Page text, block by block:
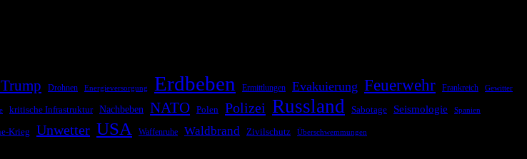
Drohnen Energieversorgung Erdbeben Ermittlungen Evakuierung Feuerwehr Frankreich Gewitter
kritische Infrastruktur Nachbeben NATO Polen Polizei Russland Sabotage Seismologie Spanien
Krieg Unwetter USA Waffenruhe Waldbrand Zivilschutz Überschwemmungen